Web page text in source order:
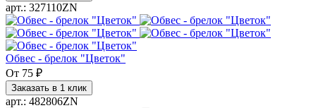
арт.: 327110ZN
Обвес - брелок "Цветок"
От 75 ₽
Заказать в 1 клик
арт.: 482806ZN